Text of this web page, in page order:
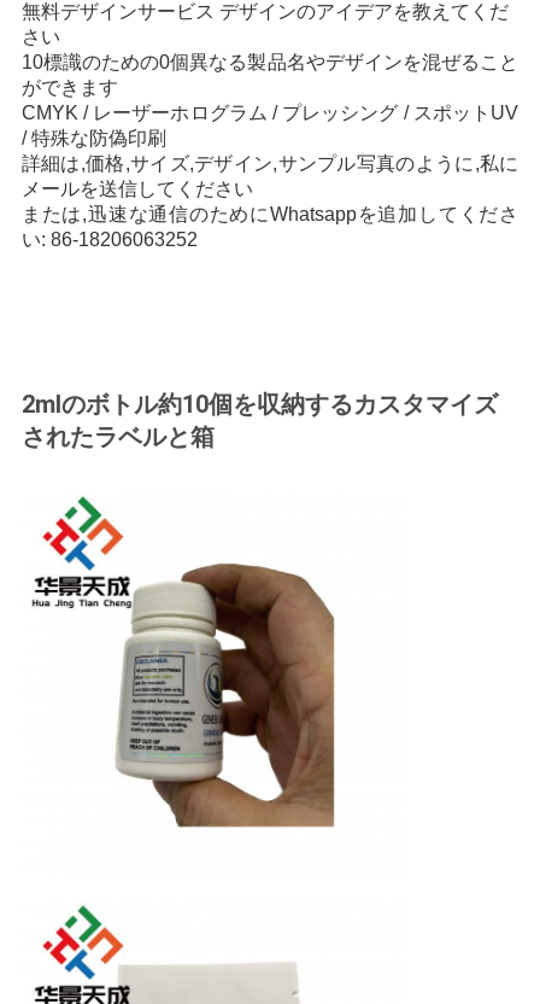
ニ
ュ
ー
ス
地
図
PRIVACY
POLICY
無料デザインサービス デザインのアイデアを教えてくだ
さい
10標識のための0個異なる製品名やデザインを混ぜること
ができます
CMYK / レーザーホログラム / プレッシング / スポットUV
/ 特殊な防偽印刷
詳細は,価格,サイズ,デザイン,サンプル写真のように,私に
メールを送信してください
または,迅速な通信のためにWhatsappを追加してくださ
い: 86-18206063252
2mlのボトル約10個を収納するカスタマイズ
されたラベルと箱